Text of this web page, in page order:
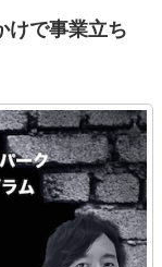
けで事業立ち